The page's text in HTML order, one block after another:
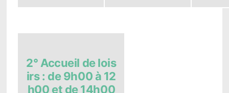
2° Accueil de lois
irs : de 9h00 à 12
h00 et de 14h00